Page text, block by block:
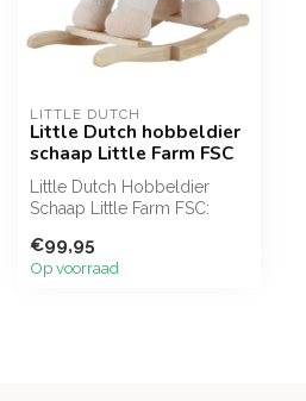
LITTLE DUTCH
Little Dutch hobbeldier
schaap Little Farm FSC
Little Dutch Hobbeldier
Schaap Little Farm FSC:
hobbelpaard...
€99,95
Op voorraad